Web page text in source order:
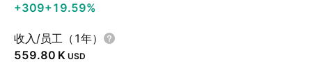
+309+19.59%
收入/员工（1年）
‪559.80 K‬ USD